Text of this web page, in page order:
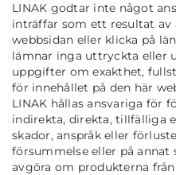
LINAK godtar inte något
inträffar som ett resultat av
webbsidan eller klicka på
lämnar inga uttryckta eller
uppgifter om exakthet,
för innehållet på den här
LINAK hållas ansvariga för
indirekta, direkta, tillfälliga
skador, anspråk eller
försummelse eller på annat
avgöra om produkterna